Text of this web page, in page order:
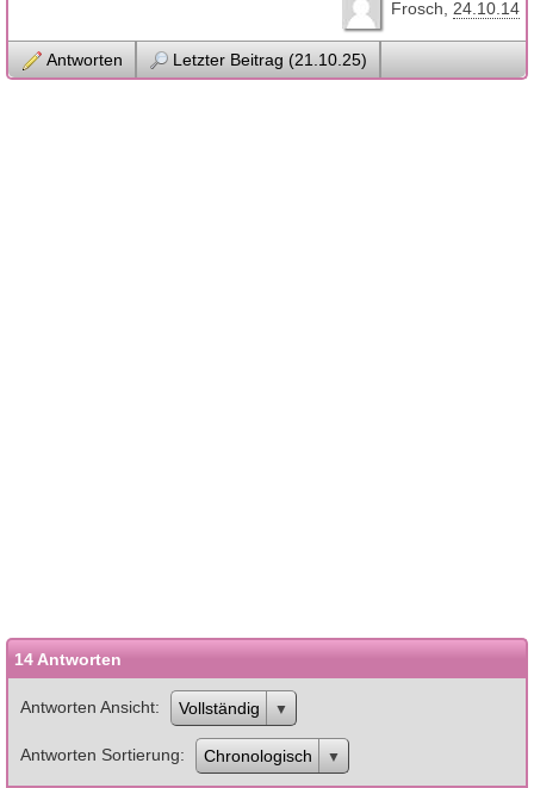
Frosch 24.10.14
Antworten Letzter Beitrag (21.10.25)
14 Antworten
Antworten Ansicht Vollständig
Antworten Sortierung Chronologisch